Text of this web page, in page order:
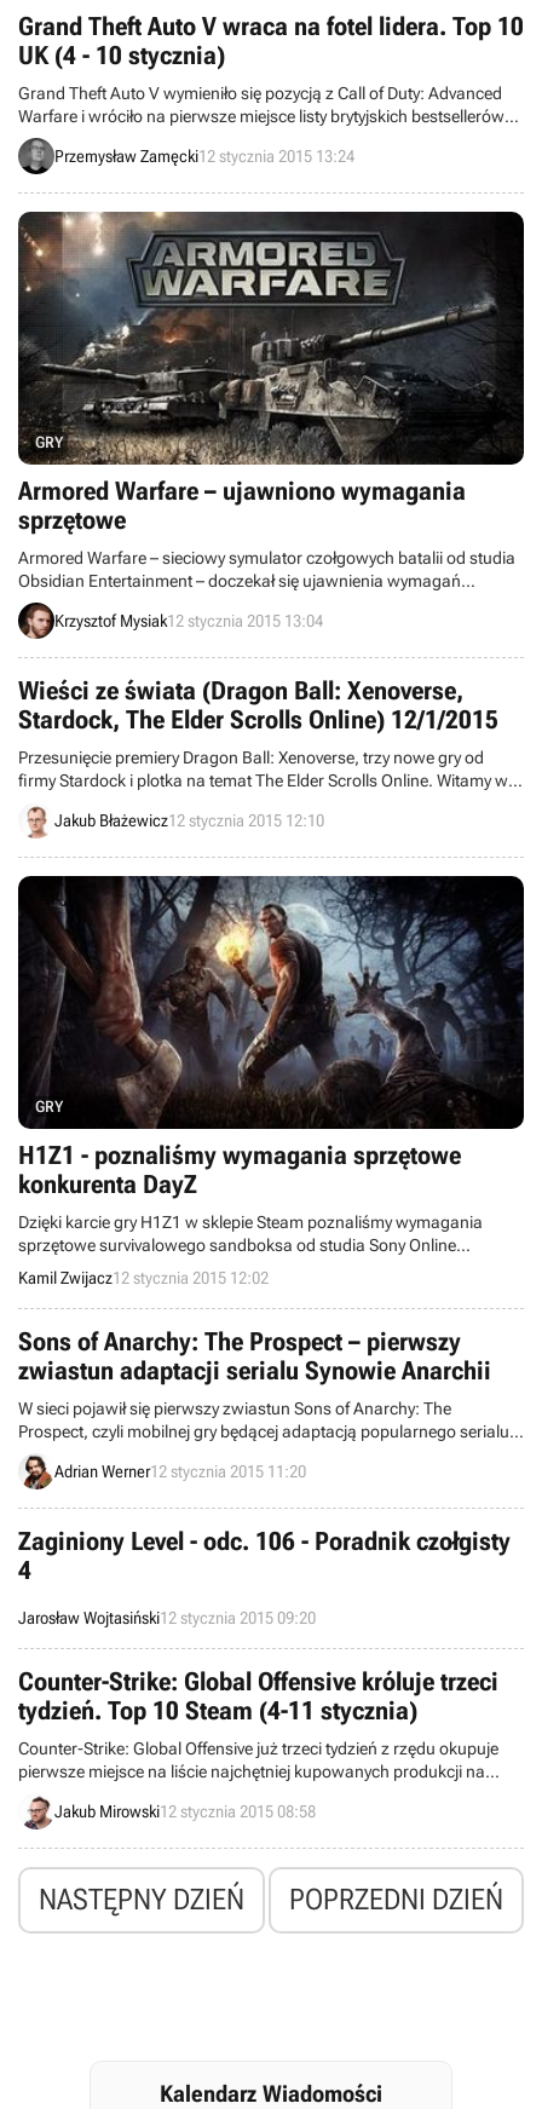
Grand Theft Auto V wraca na fotel lidera. Top 10
UK (4 - 10 stycznia)
Grand Theft Auto V wymieniło się pozycją z Call of Duty: Advanced
Warfare i wróciło na pierwsze miejsce listy brytyjskich bestsellerów
sprzedaży detalicznej. Zapraszamy do zapoznania się z pozostałymi
tytułami, którym udało się znaleźć w pierwszej dziesiątce hitów.
Przemysław Zamęcki12 stycznia 2015 13:24
GRY
Armored Warfare – ujawniono wymagania
sprzętowe
Armored Warfare – sieciowy symulator czołgowych batalii od studia
Obsidian Entertainment – doczekał się ujawnienia wymagań
sprzętowych. Zostały one podane na rosyjskich serwerach gry. Pod
względem zalecanej specyfikacji komputera produkcja plasuje się
Krzysztof Mysiak12 stycznia 2015 13:04
Wieści ze świata (Dragon Ball: Xenoverse,
Stardock, The Elder Scrolls Online) 12/1/2015
Przesunięcie premiery Dragon Ball: Xenoverse, trzy nowe gry od
firmy Stardock i plotka na temat The Elder Scrolls Online. Witamy w
wieściach ze świata – codziennej porcji krótkich wiadomości.
Jakub Błażewicz12 stycznia 2015 12:10
GRY
H1Z1 - poznaliśmy wymagania sprzętowe
konkurenta DayZ
Dzięki karcie gry H1Z1 w sklepie Steam poznaliśmy wymagania
sprzętowe survivalowego sandboksa od studia Sony Online
Entertainment. Do zabawy w wysokich ustawieniach potrzeba
będzie komputera z procesorem Intel i5, kartą grafiki pokroju Nvidia
GeForce GTX 560 oraz 8 GB pamięci RAM.
Kamil Zwijacz12 stycznia 2015 12:02
Sons of Anarchy: The Prospect – pierwszy
zwiastun adaptacji serialu Synowie Anarchii
W sieci pojawił się pierwszy zwiastun Sons of Anarchy: The
Prospect, czyli mobilnej gry będącej adaptacją popularnego serialu
telewizyjnego znanego w Polsce jako Synowie Anarchii.
Adrian Werner12 stycznia 2015 11:20
Zaginiony Level - odc. 106 - Poradnik czołgisty
4
Jarosław Wojtasiński12 stycznia 2015 09:20
Counter-Strike: Global Offensive króluje trzeci
tydzień. Top 10 Steam (4-11 stycznia)
Counter-Strike: Global Offensive już trzeci tydzień z rzędu okupuje
pierwsze miejsce na liście najchętniej kupowanych produkcji na
Steamie. Z produkcją Valve konkurują m.in. trzy produkcje, dostępne
w usłudze Wczesnego Dostępu.
Jakub Mirowski12 stycznia 2015 08:58
NASTĘPNY DZIEŃ POPRZEDNI DZIEŃ
Kalendarz Wiadomości